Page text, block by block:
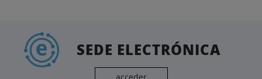
SEDE ELECTRÓNICA
acceder